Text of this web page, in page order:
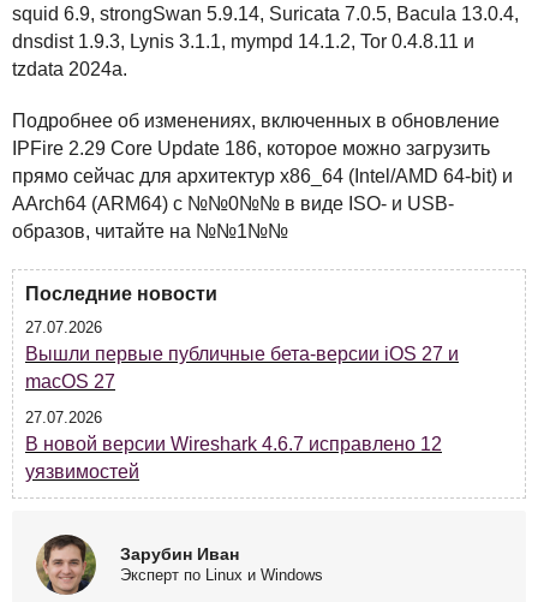
squid 6.9, strongSwan 5.9.14, Suricata 7.0.5, Bacula 13.0.4,
dnsdist 1.9.3, Lynis 3.1.1, mympd 14.1.2, Tor 0.4.8.11 и
tzdata 2024a.
Подробнее об изменениях, включенных в обновление
IPFire 2.29 Core Update 186, которое можно загрузить
прямо сейчас для архитектур x86_64 (Intel/AMD 64-bit) и
AArch64 (ARM64) с №№0№№ в виде ISO- и USB-
образов, читайте на №№1№№
Последние новости
27.07.2026
Вышли первые публичные бета-версии iOS 27 и
macOS 27
27.07.2026
В новой версии Wireshark 4.6.7 исправлено 12
уязвимостей
Зарубин Иван
Эксперт по Linux и Windows